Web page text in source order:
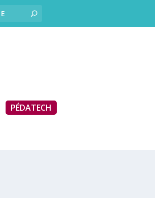
PÉDATECH